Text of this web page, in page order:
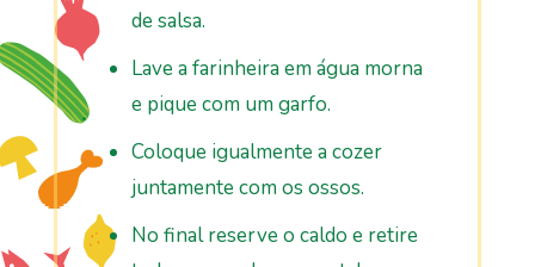
de salsa.
Lave a farinheira em água morna
e pique com um garfo.
Coloque igualmente a cozer
juntamente com os ossos.
No final reserve o caldo e retire